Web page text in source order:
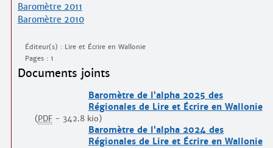
Baromètre 2011
Baromètre 2010
Éditeur(s) : Lire et Écrire en Wallonie
Pages : 1
Documents joints
Baromètre de l’alpha 2025 des
Régionales de Lire et Écrire en Wallonie
( PDF- 342.8 kio)
Baromètre de l’alpha 2024 des
Régionales de Lire et Écrire en Wallonie